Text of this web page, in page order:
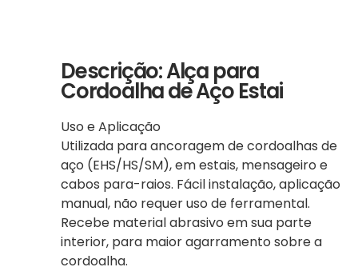
Descrição: Alça para
Cordoalha de Aço Estai
Uso e Aplicação
Utilizada para ancoragem de cordoalhas de
aço (EHS/HS/SM), em estais, mensageiro e
cabos para-raios. Fácil instalação, aplicação
manual, não requer uso de ferramental.
Recebe material abrasivo em sua parte
interior, para maior agarramento sobre a
cordoalha.